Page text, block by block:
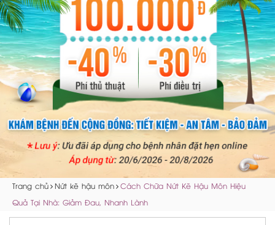
Trang chủ Nứt kẽ hậu môn Cách Chữa Nứt Kẽ Hậu Môn Hiệu
Quả Tại Nhà: Giảm Đau, Nhanh Lành